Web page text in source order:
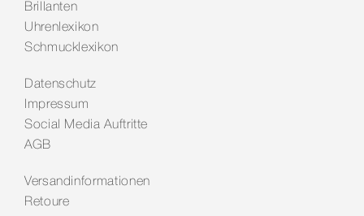
Brillanten
Uhrenlexikon
Schmucklexikon
Datenschutz
Impressum
Social Media Auftritte
AGB
Versandinformationen
Retoure